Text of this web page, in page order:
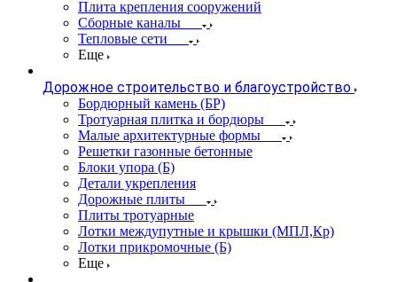
Плита крепления сооружений
Сборные каналы
Тепловые сети
Еще
Дорожное строительство и благоустройство
Бордюрный камень (БР)
Тротуарная плитка и бордюры
Малые архитектурные формы
Решетки газонные бетонные
Блоки упора (Б)
Детали укрепления
Дорожные плиты
Плиты тротуарные
Лотки междупутные и крышки (МПЛ,Кр)
Лотки прикромочные (Б)
Еще